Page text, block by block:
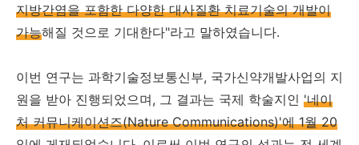
지방간염을 포함한 다양한 대사질환 치료기술의 개발이
가능해질 것으로 기대한다"라고 말하였습니다.
이번 연구는 과학기술정보통신부, 국가신약개발사업의 지
원을 받아 진행되었으며, 그 결과는 국제 학술지인 '네이
처 커뮤니케이션즈(Nature Communications)'에 1월 20